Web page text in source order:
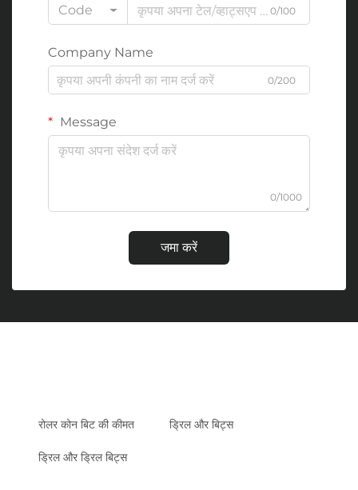
Code
0/100
Company Name
0/200
Message
0/1000
जमा करें
रोलर कोन बिट की कीमत ड्रिल और बिट्स
ड्रिल और ड्रिल बिट्स